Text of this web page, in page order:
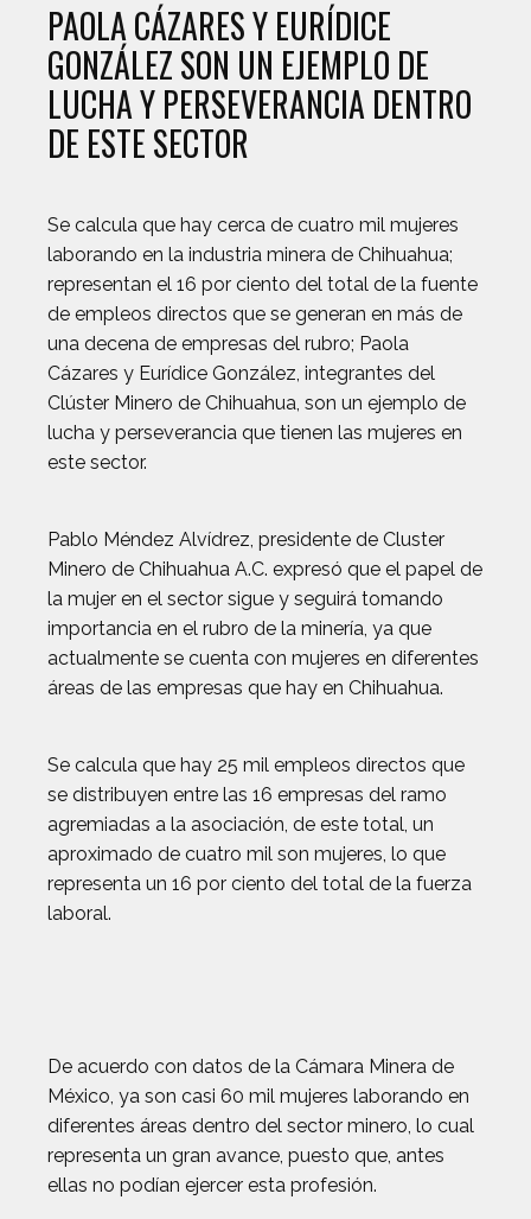
PAOLA CÁZARES Y EURÍDICE
GONZÁLEZ SON UN EJEMPLO DE
LUCHA Y PERSEVERANCIA DENTRO
DE ESTE SECTOR
Se calcula que hay cerca de cuatro mil mujeres
laborando en la industria minera de Chihuahua;
representan el 16 por ciento del total de la fuente
de empleos directos que se generan en más de
una decena de empresas del rubro; Paola
Cázares y Eurídice González, integrantes del
Clúster Minero de Chihuahua, son un ejemplo de
lucha y perseverancia que tienen las mujeres en
este sector.
Pablo Méndez Alvídrez, presidente de Cluster
Minero de Chihuahua A.C. expresó que el papel de
la mujer en el sector sigue y seguirá tomando
importancia en el rubro de la minería, ya que
actualmente se cuenta con mujeres en diferentes
áreas de las empresas que hay en Chihuahua.
Se calcula que hay 25 mil empleos directos que
se distribuyen entre las 16 empresas del ramo
agremiadas a la asociación, de este total, un
aproximado de cuatro mil son mujeres, lo que
representa un 16 por ciento del total de la fuerza
laboral.
De acuerdo con datos de la Cámara Minera de
México, ya son casi 60 mil mujeres laborando en
diferentes áreas dentro del sector minero, lo cual
representa un gran avance, puesto que, antes
ellas no podían ejercer esta profesión.